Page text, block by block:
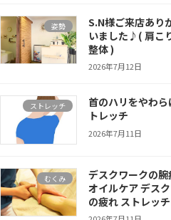
姿勢
S.N様ご来店あり
いました♪( 肩こ
整体 )
2026年7月12日
ストレッチ
首のハリをやわ
トレッチ
2026年7月11日
むくみ
デスクワークの
オイルケア デス
の疲れ ストレッチ